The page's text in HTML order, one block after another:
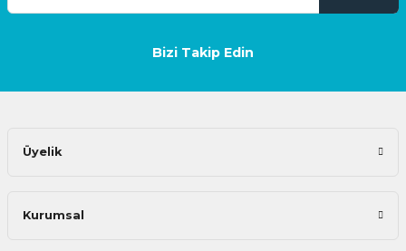
Bizi Takip Edin
Üyelik
Kurumsal